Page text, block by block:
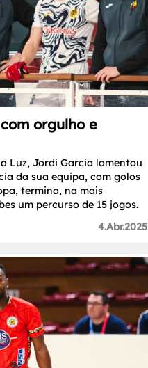
orgulho e
Luz, Jordi Garcia lamentou
da sua equipa, com golos
termina, na mais
um percurso de 15 jogos.
4.Abr.2025